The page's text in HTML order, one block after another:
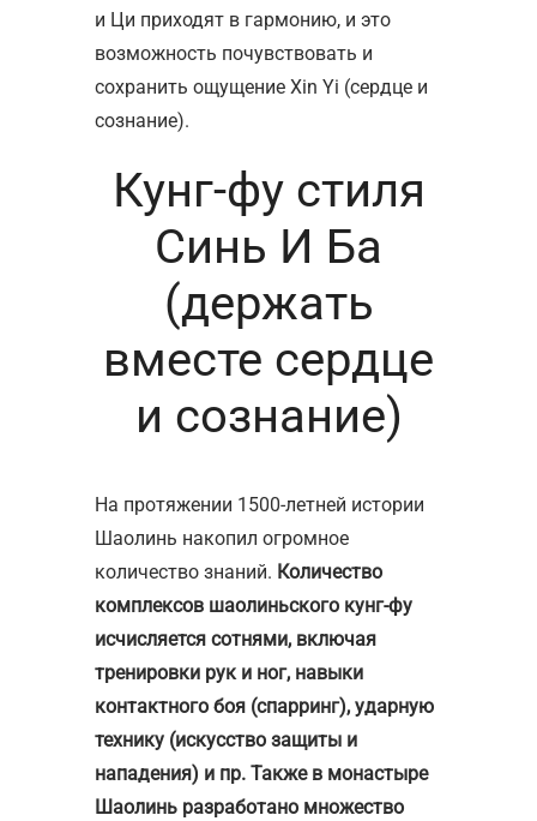
и Ци приходят в гармонию, и это
возможность почувствовать и
сохранить ощущение Xin Yi (сердце и
сознание).
Кунг-фу стиля
Синь И Ба
(держать
вместе сердце
и сознание)
На протяжении 1500-летней истории
Шаолинь накопил огромное
количество знаний. Количество
комплексов шаолиньского кунг-фу
исчисляется сотнями, включая
тренировки рук и ног, навыки
контактного боя (спарринг), ударную
технику (искусство защиты и
нападения) и пр. Также в монастыре
Шаолинь разработано множество